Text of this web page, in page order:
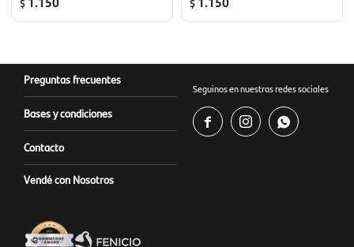
Protección Térmica
Nutritiva/Reconstructora (300
Ml)
Preguntas frecuentes
Bases y condiciones
Contacto
Vendé con Nosotros
Seguinos en nuestras redes sociales
  